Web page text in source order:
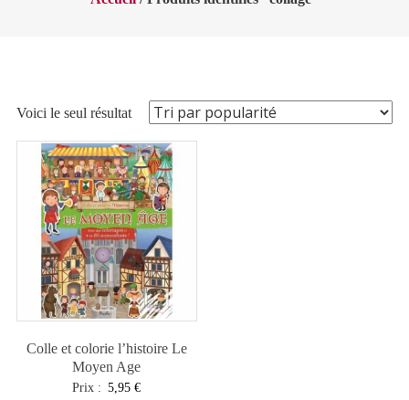
Voici le seul résultat
Colle et colorie l’histoire Le
Moyen Age
Prix : 5,95€